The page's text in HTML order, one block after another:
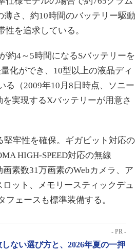
薄さ、約10時間のバッテリー駆動
を追求している。
約4～5時間になるSバッテリーを
化ができ、10型以上の液晶ディ
る（2009年10月8日時点、ソニー
実現するXバッテリーが用意さ
牢性を確保。ギガビット対応の
HIGH-SPEED対応の無線
素数31万画素のWebカメラ、ア
ット、メモリースティックデュ
フェースも標準装備する。
- PR -
ない選び方と、2026年夏の一押